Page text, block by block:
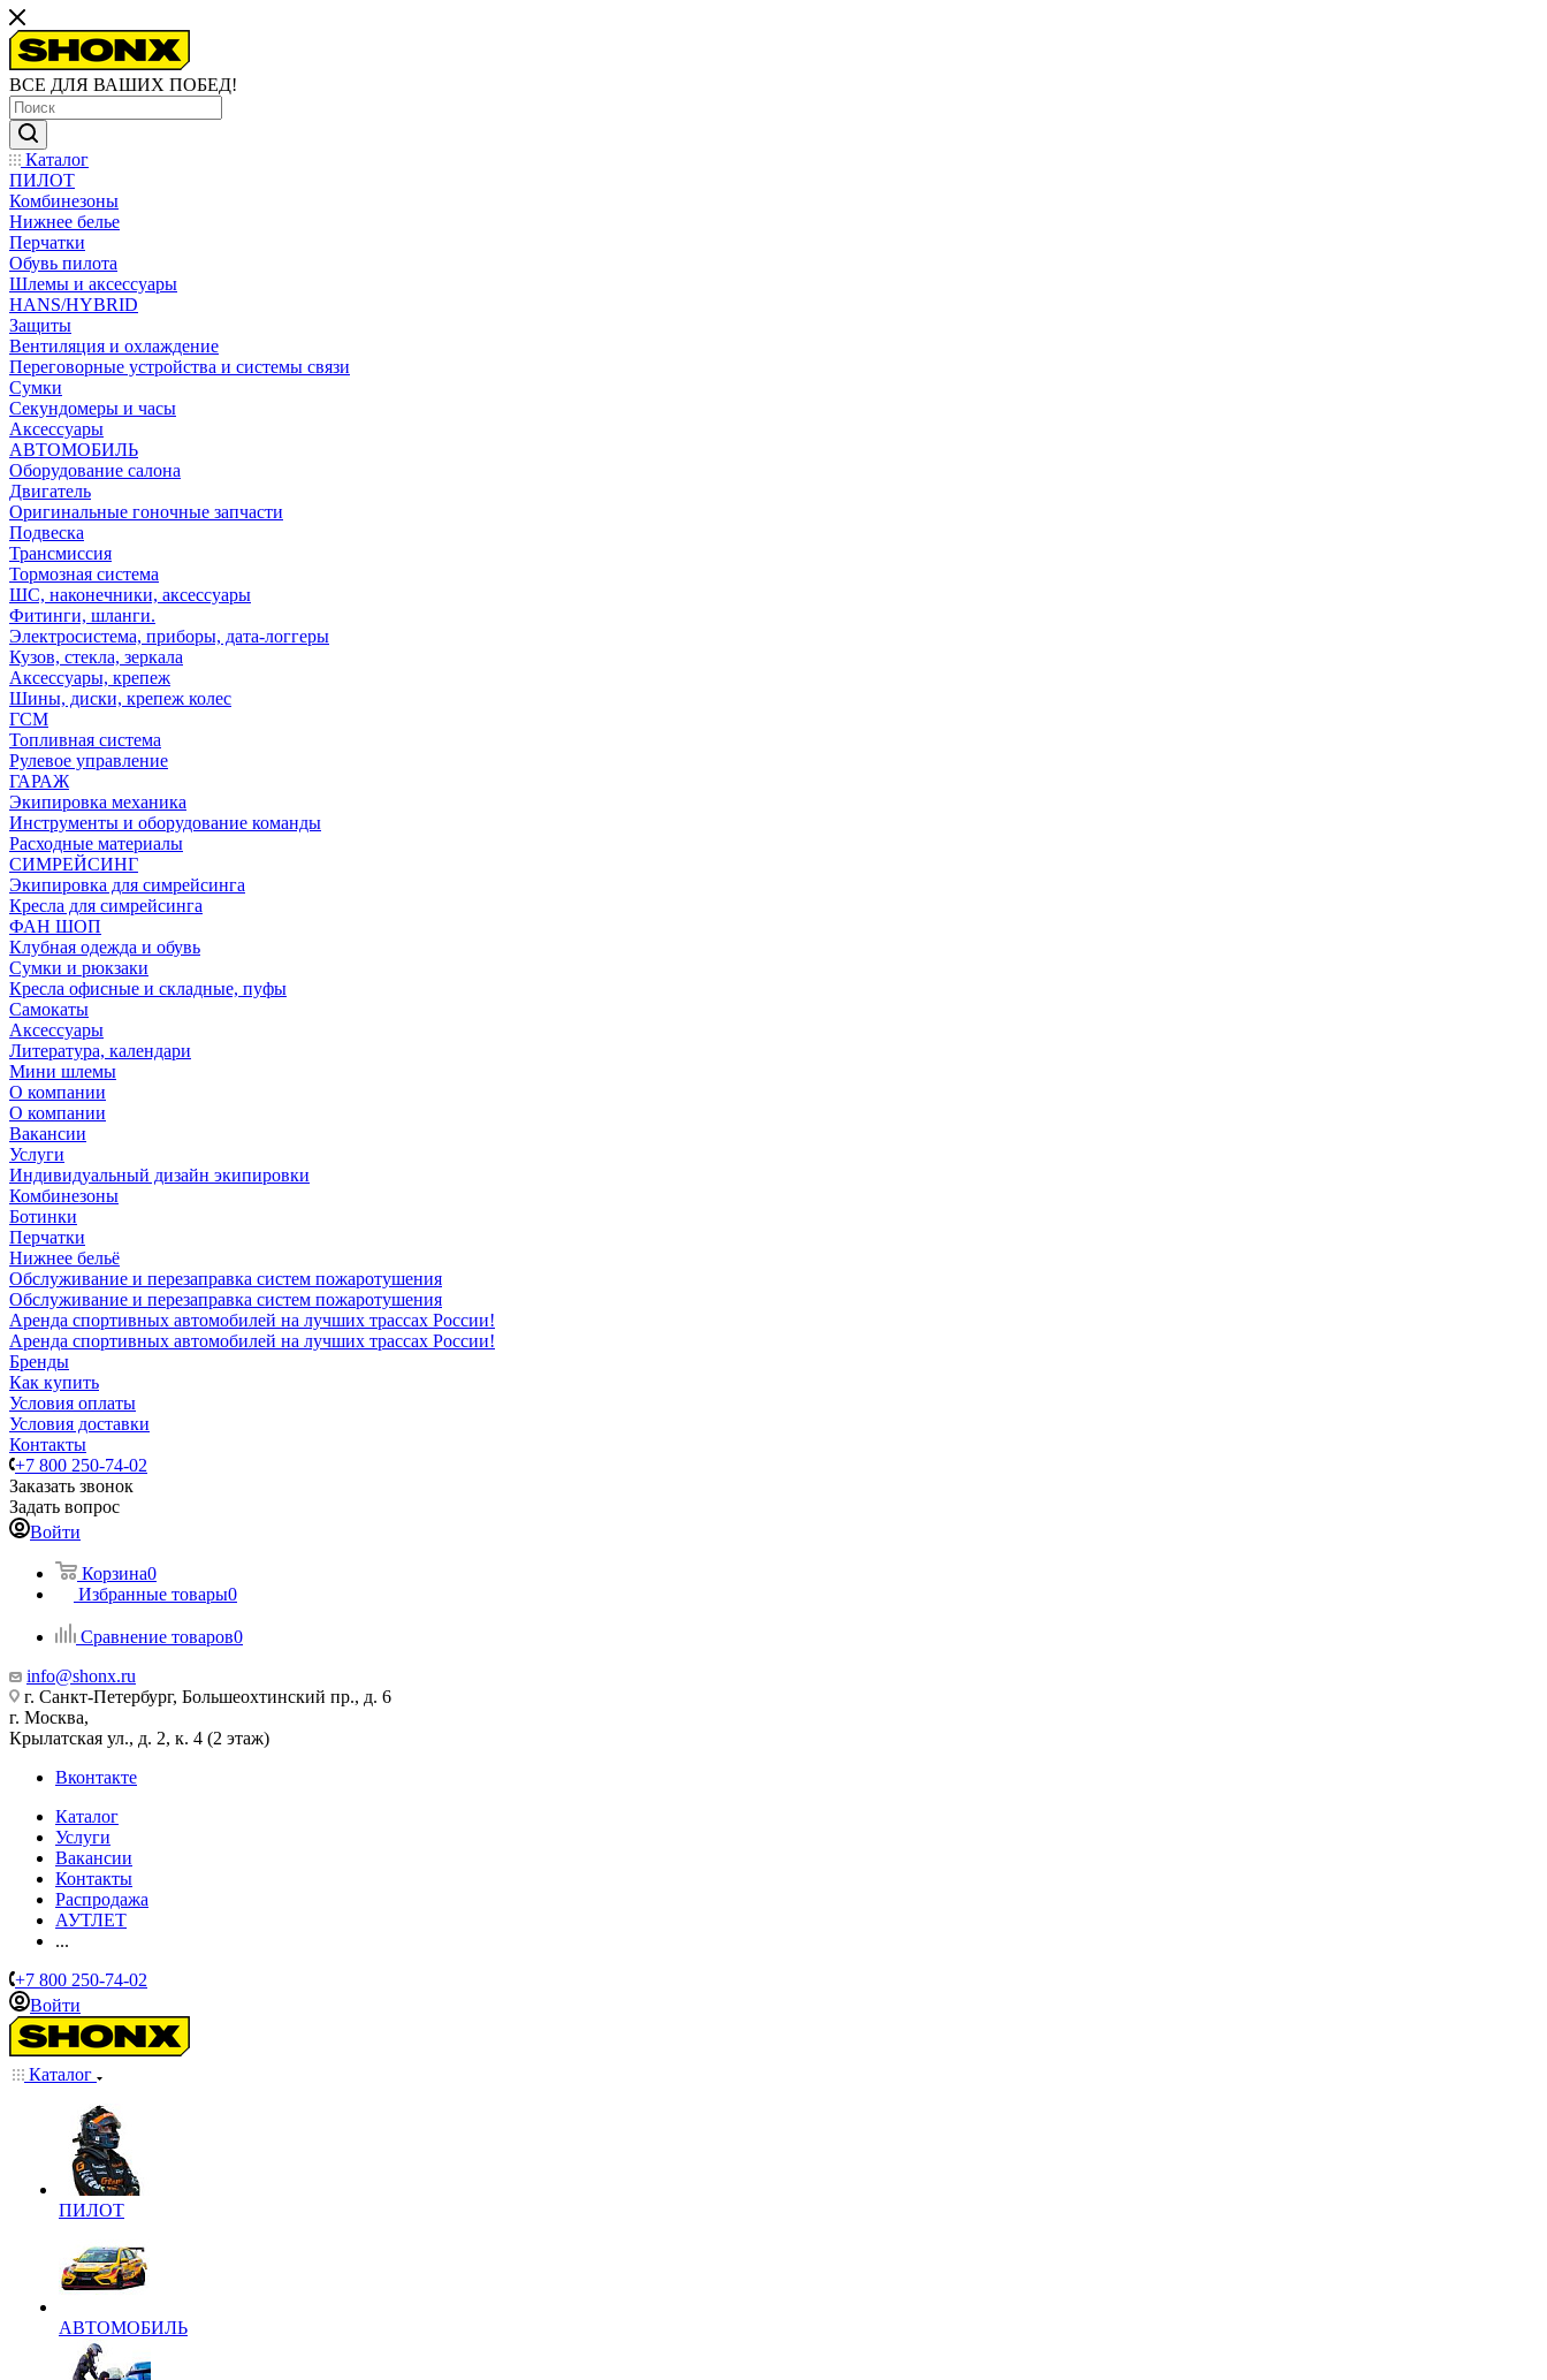
ВСЕ ДЛЯ ВАШИХ ПОБЕД!
Каталог
ПИЛОТ
Комбинезоны
Нижнее белье
Перчатки
Обувь пилота
Шлемы и аксессуары
HANS/HYBRID
Защиты
Вентиляция и охлаждение
Переговорные устройства и системы связи
Сумки
Секундомеры и часы
Аксессуары
АВТОМОБИЛЬ
Оборудование салона
Двигатель
Оригинальные гоночные запчасти
Подвеска
Трансмиссия
Тормозная система
ШС, наконечники, аксессуары
Фитинги, шланги.
Электросистема, приборы, дата-логгеры
Кузов, стекла, зеркала
Аксессуары, крепеж
Шины, диски, крепеж колес
ГСМ
Топливная система
Рулевое управление
ГАРАЖ
Экипировка механика
Инструменты и оборудование команды
Расходные материалы
СИМРЕЙСИНГ
Экипировка для симрейсинга
Кресла для симрейсинга
ФАН ШОП
Клубная одежда и обувь
Сумки и рюкзаки
Кресла офисные и складные, пуфы
Самокаты
Аксессуары
Литература, календари
Мини шлемы
О компании
О компании
Вакансии
Услуги
Индивидуальный дизайн экипировки
Комбинезоны
Ботинки
Перчатки
Нижнее бельё
Обслуживание и перезаправка систем пожаротушения
Обслуживание и перезаправка систем пожаротушения
Аренда спортивных автомобилей на лучших трассах России!
Аренда спортивных автомобилей на лучших трассах России!
Бренды
Как купить
Условия оплаты
Условия доставки
Контакты
+7 800 250-74-02
Заказать звонок
Задать вопрос
Войти
Корзина0
Избранные товары0
Сравнение товаров0
info@shonx.ru
г. Санкт-Петербург, Большеохтинский пр., д. 6
г. Москва,
Крылатская ул., д. 2, к. 4 (2 этаж)
Вконтакте
Каталог
Услуги
Вакансии
Контакты
Распродажа
АУТЛЕТ
...
+7 800 250-74-02
Войти
Каталог
ПИЛОТ
АВТОМОБИЛЬ